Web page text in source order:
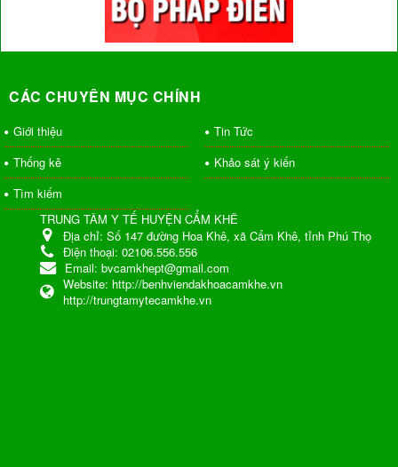
CÁC CHUYÊN MỤC CHÍNH
Giới thiệu
Tin Tức
Thống kê
Khảo sát ý kiến
Tìm kiếm
TRUNG TÂM Y TẾ HUYỆN CẨM KHÊ
Địa chỉ: Số 147 đường Hoa Khê, xã Cẩm Khê, tỉnh Phú Thọ
Điện thoại: 02106.556.556
Email: bvcamkhept@gmail.com
Website: http://benhviendakhoacamkhe.vn
http://trungtamytecamkhe.vn